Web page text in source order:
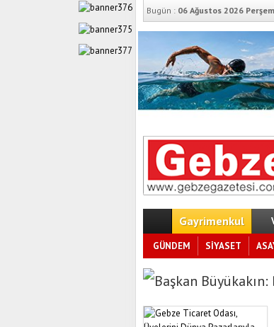
Bugün : 06 Ağustos 2026
Gayrimenkul
GÜNDEM SİYASET
Başkan Büyükakın: